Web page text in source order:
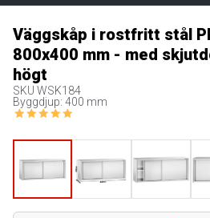
Väggskåp i rostfritt stål
800x400 mm - med
högt
SKU WSK184
Byggdjup: 400 mm